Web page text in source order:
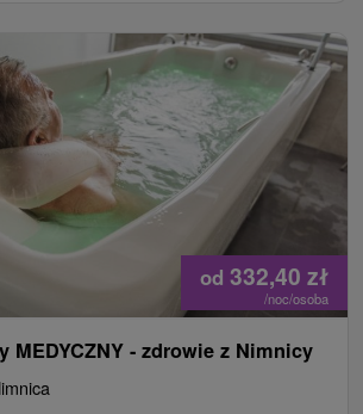
od 332,40 zł
/noc/osoba
MEDYCZNY - zdrowie z Nimnicy